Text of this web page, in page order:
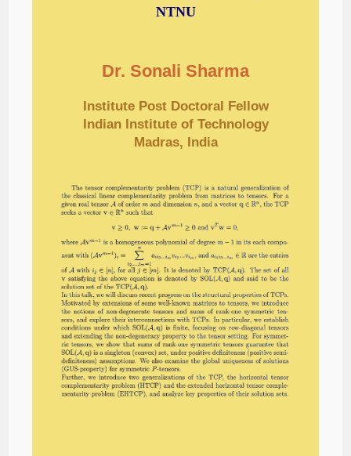
NTNU
Dr. Sonali Sharma
Institute Post Doctoral Fellow
Indian Institute of Technology
Madras, India